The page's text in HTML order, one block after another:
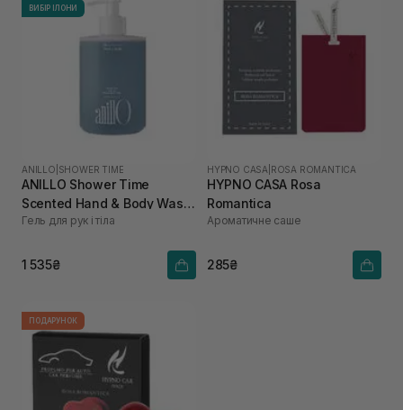
ВИБІР ІЛОНИ
ANILLO SHOWER TIME
ANILLO Shower Time
Scented Hand & Body Wash
450 мл
Гель для рук і тіла
1 535₴
HYPNO CASA ROSA ROMANTICA
HYPNO CASA Rosa
Romantica
Ароматичне саше
285₴
ПОДАРУНОК